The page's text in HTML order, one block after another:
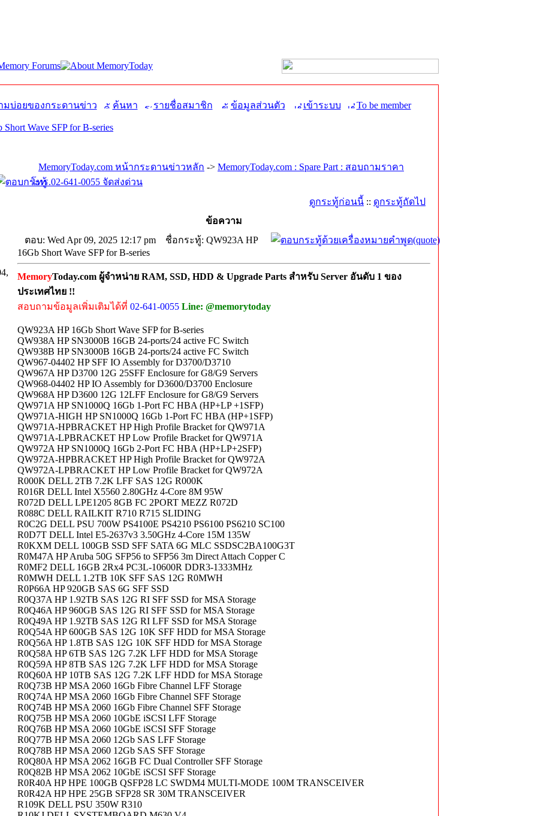
มบ่อยของกระดานข่าว ค้นหา รายชื่อสมาชิก ข้อมูลส่วนตัว เข้าระบบ To be member
Wave SFP for B-series
MemoryToday.com หน้ากระดานข่าวหลัก -> MemoryToday.com : Spare Part : สอบถามราคา
โทร.02-641-0055 จัดส่งด่วน
ดูกระทู้ก่อนนี้ :: ดูกระทู้ถัดไป
ข้อความ
ตอบ: Wed Apr 09, 2025 12:17 pm
ชื่อกระทู้: QW923A HP
16Gb Short Wave SFP for B-series
MemoryToday.com ผู้จำหน่าย RAM, SSD, HDD & Upgrade Parts สำหรับ Server อันดับ 1 ของ
ประเทศไทย !!
สอบถามข้อมูลเพิ่มเติมได้ที่ 02-641-0055 Line: @memorytoday
QW923A HP 16Gb Short Wave SFP for B-series
QW938A HP SN3000B 16GB 24-ports/24 active FC Switch
QW938B HP SN3000B 16GB 24-ports/24 active FC Switch
QW967-04402 HP SFF IO Assembly for D3700/D3710
QW967A HP D3700 12G 25SFF Enclosure for G8/G9 Servers
QW968-04402 HP IO Assembly for D3600/D3700 Enclosure
QW968A HP D3600 12G 12LFF Enclosure for G8/G9 Servers
QW971A HP SN1000Q 16Gb 1-Port FC HBA (HP+LP +1SFP)
QW971A-HIGH HP SN1000Q 16Gb 1-Port FC HBA (HP+1SFP)
QW971A-HPBRACKET HP High Profile Bracket for QW971A
QW971A-LPBRACKET HP Low Profile Bracket for QW971A
QW972A HP SN1000Q 16Gb 2-Port FC HBA (HP+LP+2SFP)
QW972A-HPBRACKET HP High Profile Bracket for QW972A
QW972A-LPBRACKET HP Low Profile Bracket for QW972A
R000K DELL 2TB 7.2K LFF SAS 12G R000K
R016R DELL Intel X5560 2.80GHz 4-Core 8M 95W
R072D DELL LPE1205 8GB FC 2PORT MEZZ R072D
R088C DELL RAILKIT R710 R715 SLIDING
R0C2G DELL PSU 700W PS4100E PS4210 PS6100 PS6210 SC100
R0D7T DELL Intel E5-2637v3 3.50GHz 4-Core 15M 135W
R0KXM DELL 100GB SSD SFF SATA 6G MLC SSDSC2BA100G3T
R0M47A HP Aruba 50G SFP56 to SFP56 3m Direct Attach Copper C
R0MF2 DELL 16GB 2Rx4 PC3L-10600R DDR3-1333MHz
R0MWH DELL 1.2TB 10K SFF SAS 12G R0MWH
R0P66A HP 920GB SAS 6G SFF SSD
R0Q37A HP 1.92TB SAS 12G RI SFF SSD for MSA Storage
R0Q46A HP 960GB SAS 12G RI SFF SSD for MSA Storage
R0Q49A HP 1.92TB SAS 12G RI LFF SSD for MSA Storage
R0Q54A HP 600GB SAS 12G 10K SFF HDD for MSA Storage
R0Q56A HP 1.8TB SAS 12G 10K SFF HDD for MSA Storage
R0Q58A HP 6TB SAS 12G 7.2K LFF HDD for MSA Storage
R0Q59A HP 8TB SAS 12G 7.2K LFF HDD for MSA Storage
R0Q60A HP 10TB SAS 12G 7.2K LFF HDD for MSA Storage
R0Q73B HP MSA 2060 16Gb Fibre Channel LFF Storage
R0Q74A HP MSA 2060 16Gb Fibre Channel SFF Storage
R0Q74B HP MSA 2060 16Gb Fibre Channel SFF Storage
R0Q75B HP MSA 2060 10GbE iSCSI LFF Storage
R0Q76B HP MSA 2060 10GbE iSCSI SFF Storage
R0Q77B HP MSA 2060 12Gb SAS LFF Storage
R0Q78B HP MSA 2060 12Gb SAS SFF Storage
R0Q80A HP MSA 2062 16GB FC Dual Controller SFF Storage
R0Q82B HP MSA 2062 10GbE iSCSI SFF Storage
R0R40A HP HPE 100GB QSFP28 LC SWDM4 MULTI-MODE 100M TRANSCEIVER
R0R42A HP HPE 25GB SFP28 SR 30M TRANSCEIVER
R109K DELL PSU 350W R310